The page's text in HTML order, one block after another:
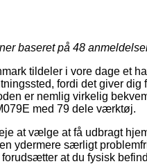
baseret på 48
tildeler i vore dage et
fordi det giver
er nemlig virkelig
med 79 dele værktøj.
at vælge at få udbragt
ydermere særligt
at du fysisk